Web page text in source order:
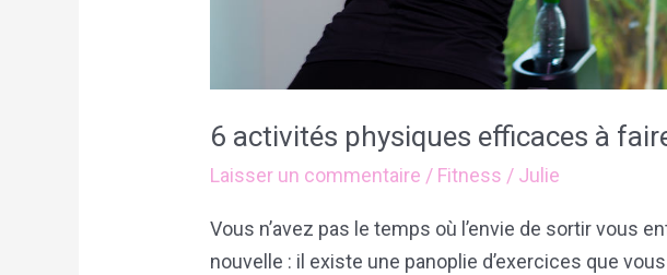
6 activités physiques efficaces à
Laisser un commentaire / Fitness / Julie
Vous n’avez pas le temps où l’envie de sortir vous
nouvelle : il existe une panoplie d’exercices que